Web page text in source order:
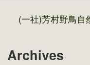
(一社)芳村野鳥自
Archives